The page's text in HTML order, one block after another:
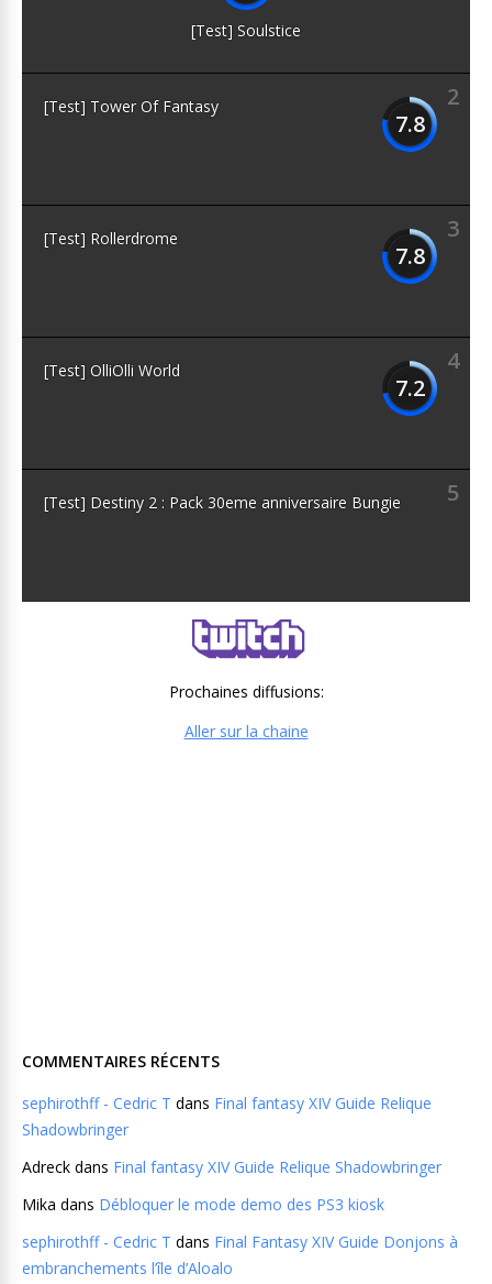
[Test] Soulstice
2
7.8
[Test] Tower Of Fantasy
3
7.8
[Test] Rollerdrome
4
7.2
[Test] OlliOlli World
5
[Test] Destiny 2 : Pack 30eme anniversaire Bungie
Prochaines diffusions:
Aller sur la chaine
COMMENTAIRES RÉCENTS
sephirothff - Cedric T dans Final fantasy XIV Guide Relique
Shadowbringer
Adreck dans Final fantasy XIV Guide Relique Shadowbringer
Mika dans Débloquer le mode demo des PS3 kiosk
sephirothff - Cedric T dans Final Fantasy XIV Guide Donjons à
embranchements l’île d’Aloalo